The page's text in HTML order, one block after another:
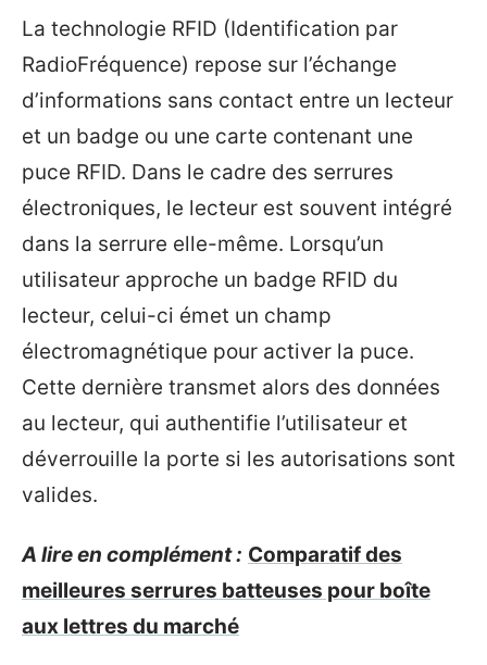
La technologie RFID (Identification par
RadioFréquence) repose sur l’échange
d’informations sans contact entre un lecteur
et un badge ou une carte contenant une
puce RFID. Dans le cadre des serrures
électroniques, le lecteur est souvent intégré
dans la serrure elle-même. Lorsqu’un
utilisateur approche un badge RFID du
lecteur, celui-ci émet un champ
électromagnétique pour activer la puce.
Cette dernière transmet alors des données
au lecteur, qui authentifie l’utilisateur et
déverrouille la porte si les autorisations sont
valides.
A lire en complément : Comparatif des
meilleures serrures batteuses pour boîte
aux lettres du marché